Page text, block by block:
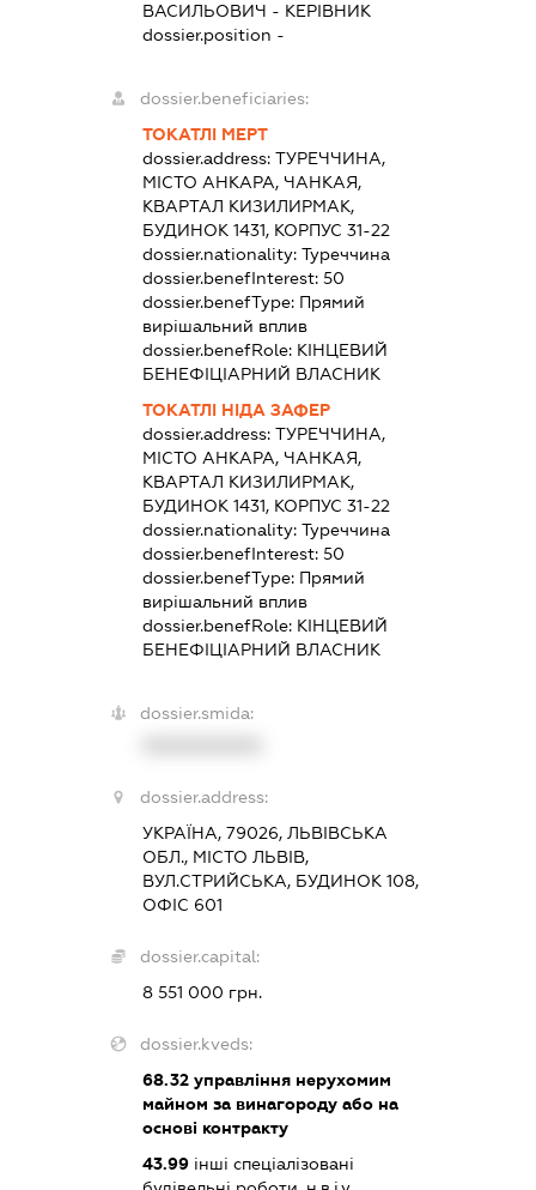
ВАСИЛЬОВИЧ - КЕРІВНИК
dossier.position -
dossier.beneficiaries:
ТОКАТЛІ МЕРТ
dossier.address:ТУРЕЧЧИНА,
МІСТО АНКАРА, ЧАНКАЯ,
КВАРТАЛ КИЗИЛИРМАК,
БУДИНОК 1431, КОРПУС 31-22
dossier.nationality:Туреччина
dossier.benefInterest:50
dossier.benefType: Прямий
вирішальний вплив
dossier.benefRole: КІНЦЕВИЙ
БЕНЕФІЦІАРНИЙ ВЛАСНИК
ТОКАТЛІ НІДА ЗАФЕР
dossier.address:ТУРЕЧЧИНА,
МІСТО АНКАРА, ЧАНКАЯ,
КВАРТАЛ КИЗИЛИРМАК,
БУДИНОК 1431, КОРПУС 31-22
dossier.nationality:Туреччина
dossier.benefInterest:50
dossier.benefType: Прямий
вирішальний вплив
dossier.benefRole: КІНЦЕВИЙ
БЕНЕФІЦІАРНИЙ ВЛАСНИК
dossier.smida:
dossier.address:
УКРАЇНА, 79026, ЛЬВІВСЬКА
ОБЛ., МІСТО ЛЬВІВ,
ВУЛ.СТРИЙСЬКА, БУДИНОК 108,
ОФІС 601
dossier.capital:
8 551 000 грн.
dossier.kveds:
68.32 управління нерухомим
майном за винагороду або на
основі контракту
43.99 інші спеціалізовані